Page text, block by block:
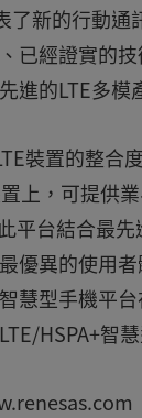
了新的行動
已經證實的
進的LTE多
裝置的整合
上，可提供
平台結合最
優異的使用
慧型手機平
HSPA+智